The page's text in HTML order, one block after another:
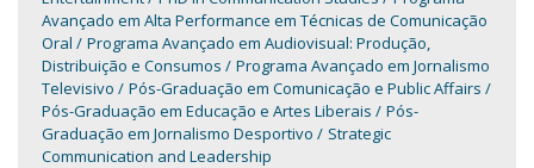
Avançado em Alta Performance em Técnicas de Comunicação
Oral
Programa Avançado em Audiovisual: Produção,
Distribuição e Consumos
Programa Avançado em Jornalismo
Televisivo
Pós-Graduação em Comunicação e Public Affairs
Pós-Graduação em Educação e Artes Liberais
Pós-
Graduação em Jornalismo Desportivo
Strategic
Communication and Leadership